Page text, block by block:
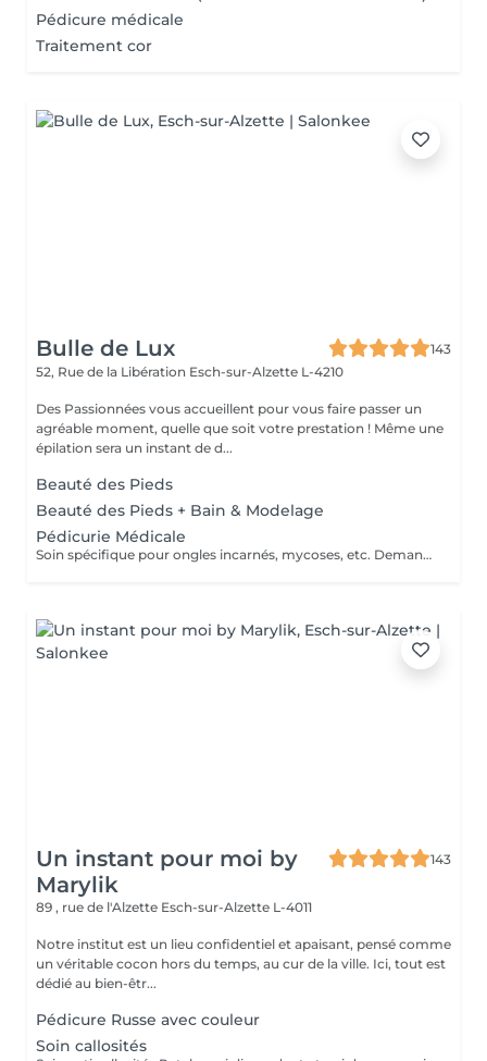
Pédicure médicale
Traitement cor
Bulle de Lux
143
52, Rue de la Libération Esch-sur-Alzette L-4210
Des Passionnées vous accueillent pour vous faire passer un
agréable moment, quelle que soit votre prestation ! Même une
épilation sera un instant de d...
Beauté des Pieds
Beauté des Pieds + Bain & Modelage
Pédicurie Médicale
Soin spécifique pour ongles incarnés, mycoses, etc. Demandez conseils.
Un instant pour moi by
Marylik
143
89 , rue de l'Alzette Esch-sur-Alzette L-4011
Notre institut est un lieu confidentiel et apaisant, pensé comme
un véritable cocon hors du temps, au cur de la ville. Ici, tout est
dédié au bien-êtr...
Pédicure Russe avec couleur
Soin callosités